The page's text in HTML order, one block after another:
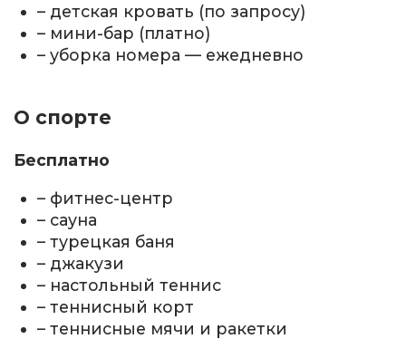
– детская кровать (по запросу)
– мини-бар (платно)
– уборка номера — ежедневно
О спорте
Бесплатно
– фитнес-центр
– сауна
– турецкая баня
– джакузи
– настольный теннис
– теннисный корт
– теннисные мячи и ракетки